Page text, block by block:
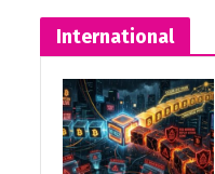
International